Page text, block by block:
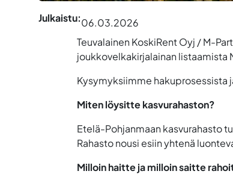
Julkaistu:06.03.2026
Teuvalainen KoskiRent Oyj / M-
joukkovelkakirjalainan listaamista
Kysymyksiimme hakuprosessista
Miten löysitte kasvurahaston?
Etelä-Pohjanmaan kasvurahasto
Rahasto nousi esiin yhtenä
Milloin haitte ja milloin saitte